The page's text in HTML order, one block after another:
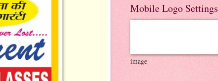
Mobile Logo Settings
image